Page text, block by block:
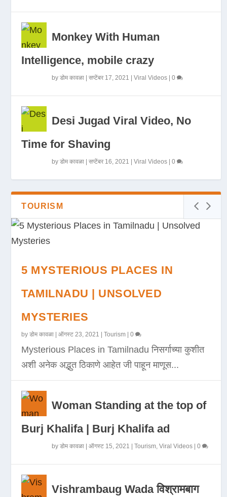
Monkey With Human
Intelligence, mobile crazy
byडोम कावळा |सप्टेंबर 17, 2021 |Viral Videos |0
Desi Jugad Viral Video, No
Time for Shaving
byडोम कावळा |सप्टेंबर 16, 2021 |Viral Videos |0
TOURISM
5 MYSTERIOUS PLACES IN
TAMILNADU | UNSOLVED
MYSTERIES
byडोम कावळा |ऑगस्ट 23, 2021 |Tourism |0
Mysterious Places in Tamilnadu निसर्गाच्या कुशीत
अशी अनेक अद्भुत ठिकाणे आहेत जी पाहून माणूस...
Woman Standing at the top of
Burj Khalifa | Burj Khalifa ad
byडोम कावळा |ऑगस्ट 15, 2021 |Tourism,Viral Videos |0
Vishrambaug Wada विश्रामबाग